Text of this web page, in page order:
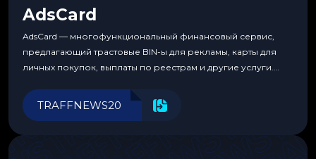
AdsCard
AdsCard — многофункциональный финансовый сервис,
предлагающий трастовые BIN-ы для рекламы, карты для
личных покупок, выплаты по реестрам и другие услуги.
инструменты для управления финансами.
TRAFFNEWS20